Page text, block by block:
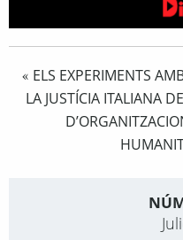
« ELS EXPERIMENTS
LA JUSTÍCIA ITALIANA